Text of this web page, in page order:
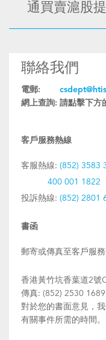
通買賣滬股
聯絡我們
電郵:
網上查詢: 請點擊下方
客戶服務熱線
客服熱線: (852) 3583
400 001 1822
投訴熱線: (852) 2801
書函
郵寄或傳真至客戶服
香港黃竹坑香葉道2
傳真: (852) 2530 1689
對於您的書面意見，
有關事件所需的時間。